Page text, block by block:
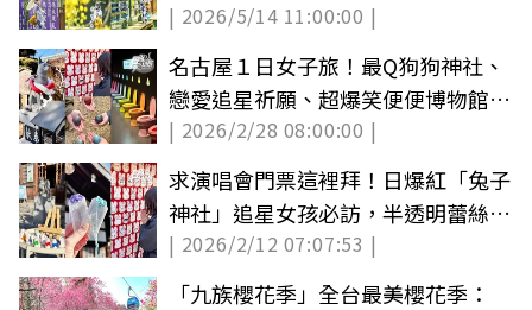
浪漫
| 2026/5/14 11:00:00 |
名古屋１日女子旅！最Q狗狗神社、
戀愛追星祈願、超爆笑便便博物館５
攻略（中獎公布）
| 2026/2/28 08:00:00 |
求演唱會門票這裡拜！日爆紅「兔子
神社」追星女孩必訪，半透明蕾絲御
守美翻
| 2026/2/12 07:07:53 |
「九族櫻花季」全台最美櫻花季：